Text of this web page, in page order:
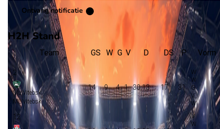
Ontvang notificatie
H2H Stand
Team GS W G V D DS P Vorm
2
ML Vitebsk
ML Vitebsk
14 9 4 1 30:13 17 31
12